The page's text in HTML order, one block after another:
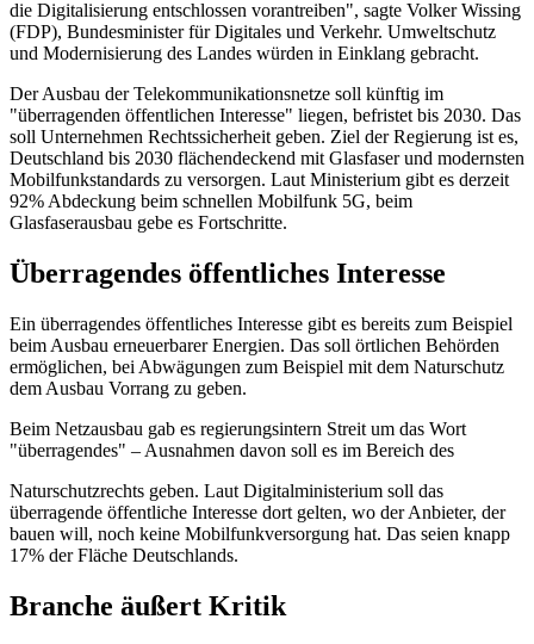
die Digitalisierung entschlossen vorantreiben", sagte Volker Wissing
(FDP), Bundesminister für Digitales und Verkehr. Umweltschutz
und Modernisierung des Landes würden in Einklang gebracht.
Der Ausbau der Telekommunikationsnetze soll künftig im
"überragenden öffentlichen Interesse" liegen, befristet bis 2030. Das
soll Unternehmen Rechtssicherheit geben. Ziel der Regierung ist es,
Deutschland bis 2030 flächendeckend mit Glasfaser und modernsten
Mobilfunkstandards zu versorgen. Laut Ministerium gibt es derzeit
92% Abdeckung beim schnellen Mobilfunk 5G, beim
Glasfaserausbau gebe es Fortschritte.
Überragendes öffentliches Interesse
Ein überragendes öffentliches Interesse gibt es bereits zum Beispiel
beim Ausbau erneuerbarer Energien. Das soll örtlichen Behörden
ermöglichen, bei Abwägungen zum Beispiel mit dem Naturschutz
dem Ausbau Vorrang zu geben.
Beim Netzausbau gab es regierungsintern Streit um das Wort
"überragendes" – Ausnahmen davon soll es im Bereich des
Naturschutzrechts geben. Laut Digitalministerium soll das
überragende öffentliche Interesse dort gelten, wo der Anbieter, der
bauen will, noch keine Mobilfunkversorgung hat. Das seien knapp
17% der Fläche Deutschlands.
Branche äußert Kritik